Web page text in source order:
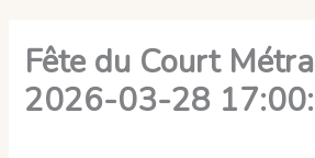
Fête du Court
2026-03-28